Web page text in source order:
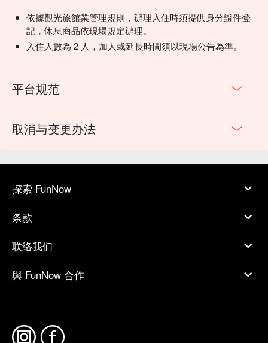
依據觀光旅館業管理規則，辦理入住時須提供身分證件登
記，休息商品依現場規定辦理。
入住人數為 2 人，加人或延長時間須以現場公告為準。
平台规范
取消与变更办法
探索 FunNow
条款
联络我们
與 FunNow 合作